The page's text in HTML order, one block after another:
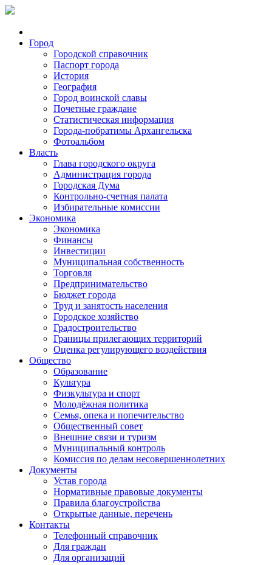
Город
Городской справочник
Паспорт города
История
География
Город воинской славы
Почетные граждане
Статистическая информация
Города-побратимы Архангельска
Фотоальбом
Власть
Глава городского округа
Администрация города
Городская Дума
Контрольно-счетная палата
Избирательные комиссии
Экономика
Экономика
Финансы
Инвестиции
Муниципальная собственность
Торговля
Предпринимательство
Бюджет города
Труд и занятость населения
Городское хозяйство
Градостроительство
Границы прилегающих территорий
Оценка регулирующего воздействия
Общество
Образование
Культура
Физкультура и спорт
Молодёжная политика
Семья, опека и попечительство
Общественный совет
Внешние связи и туризм
Муниципальный контроль
Комиссия по делам несовершеннолетних
Документы
Устав города
Нормативные правовые документы
Правила благоустройства
Открытые данные, перечень
Контакты
Телефонный справочник
Для граждан
Для организаций